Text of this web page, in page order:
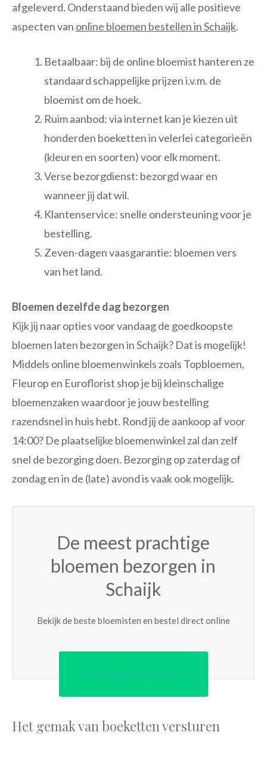
afgeleverd. Onderstaand bieden wij alle positieve
aspecten van online bloemen bestellen in Schaijk.
Betaalbaar: bij de online bloemist hanteren ze
standaard schappelijke prijzen i.v.m. de
bloemist om de hoek.
Ruim aanbod: via internet kan je kiezen uit
honderden boeketten in velerlei categorieën
(kleuren en soorten) voor elk moment.
Verse bezorgdienst: bezorgd waar en
wanneer jij dat wil.
Klantenservice: snelle ondersteuning voor je
bestelling.
Zeven-dagen vaasgarantie: bloemen vers
van het land.
Bloemen dezelfde dag bezorgen
Kijk jij naar opties voor vandaag de goedkoopste
bloemen laten bezorgen in Schaijk? Dat is mogelijk!
Middels online bloemenwinkels zoals Topbloemen,
Fleurop en Euroflorist shop je bij kleinschalige
bloemenzaken waardoor je jouw bestelling
razendsnel in huis hebt. Rond jij de aankoop af voor
14:00? De plaatselijke bloemenwinkel zal dan zelf
snel de bezorging doen. Bezorging op zaterdag of
zondag en in de (late) avond is vaak ook mogelijk.
De meest prachtige
bloemen bezorgen in
Schaijk
Bekijk de beste bloemisten en bestel direct online
Vandaag bestellen
Het gemak van boeketten versturen